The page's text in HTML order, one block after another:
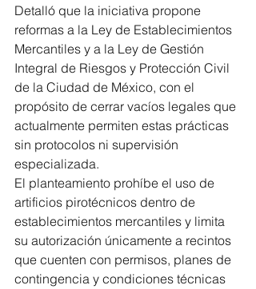
Detalló que la iniciativa propone
reformas a la Ley de Establecimientos
Mercantiles y a la Ley de Gestión
Integral de Riesgos y Protección Civil
de la Ciudad de México, con el
propósito de cerrar vacíos legales que
actualmente permiten estas prácticas
sin protocolos ni supervisión
especializada.
El planteamiento prohíbe el uso de
artificios pirotécnicos dentro de
establecimientos mercantiles y limita
su autorización únicamente a recintos
que cuenten con permisos, planes de
contingencia y condiciones técnicas